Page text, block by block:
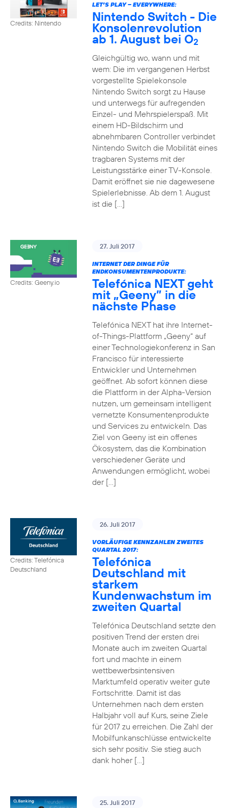
Credits: Nintendo
LET’S PLAY – EVERYWHERE:
Nintendo Switch - Die
Konsolenrevolution
ab 1. August bei O2
Gleichgültig wo, wann und mit
wem: Die im vergangenen Herbst
vorgestellte Spielekonsole
Nintendo Switch sorgt zu Hause
und unterwegs für aufregenden
Einzel- und Mehrspielerspaß. Mit
einem HD-Bildschirm und
abnehmbaren Controller verbindet
Nintendo Switch die Mobilität eines
tragbaren Systems mit der
Leistungsstärke einer TV-Konsole.
Damit eröffnet sie nie dagewesene
Spielerlebnisse. Ab dem 1. August
ist die […]
Credits: Geeny.io
27. Juli 2017
INTERNET DER DINGE FÜR
ENDKONSUMENTENPRODUKTE:
Telefónica NEXT geht
mit „Geeny” in die
nächste Phase
Telefónica NEXT hat ihre Internet-
of-Things-Plattform „Geeny“ auf
einer Technologiekonferenz in San
Francisco für interessierte
Entwickler und Unternehmen
geöffnet. Ab sofort können diese
die Plattform in der Alpha-Version
nutzen, um gemeinsam intelligent
vernetzte Konsumentenprodukte
und Services zu entwickeln. Das
Ziel von Geeny ist ein offenes
Ökosystem, das die Kombination
verschiedener Geräte und
Anwendungen ermöglicht, wobei
der […]
Credits: Telefónica
Deutschland
26. Juli 2017
VORLÄUFIGE KENNZAHLEN ZWEITES
QUARTAL 2017:
Telefónica
Deutschland mit
starkem
Kundenwachstum im
zweiten Quartal
Telefónica Deutschland setzte den
positiven Trend der ersten drei
Monate auch im zweiten Quartal
fort und machte in einem
wettbewerbsintensiven
Marktumfeld operativ weiter gute
Fortschritte. Damit ist das
Unternehmen nach dem ersten
Halbjahr voll auf Kurs, seine Ziele
für 2017 zu erreichen. Die Zahl der
Mobilfunkanschlüsse entwickelte
sich sehr positiv. Sie stieg auch
dank hoher […]
25. Juli 2017